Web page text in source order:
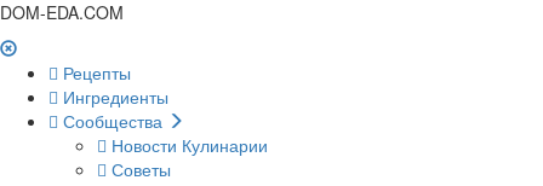
DOM-EDA.COM
Рецепты
Ингредиенты
Сообщества
Новости Кулинарии
Советы